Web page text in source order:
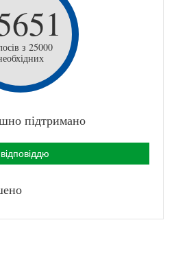
з 25000
підтримано